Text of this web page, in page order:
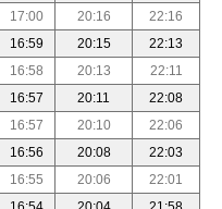
17:00 20:16
22:16
16:59 20:15
22:13
16:58 20:13
22:11
16:57 20:11
22:08
16:57 20:10
22:06
16:56 20:08
22:03
16:55 20:06
22:01